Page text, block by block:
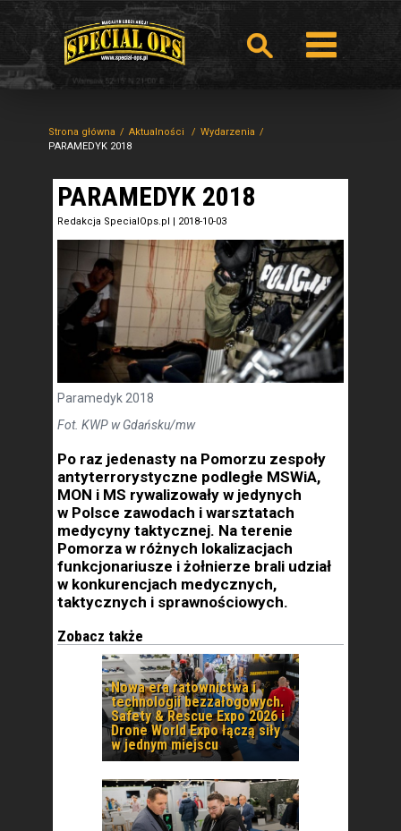
Strona główna Aktualności
Wydarzenia
PARAMEDYK 2018
PARAMEDYK 2018
Redakcja SpecialOps.pl | 2018-10-03
Paramedyk 2018
Fot. KWP w Gdańsku/mw
Po raz jedenasty na Pomorzu zespoły
antyterrorystyczne podległe MSWiA,
MON i MS rywalizowały w jedynych
w Polsce zawodach i warsztatach
medycyny taktycznej. Na terenie
Pomorza w różnych lokalizacjach
funkcjonariusze i żołnierze brali udział
w konkurencjach medycznych,
taktycznych i sprawnościowych.
Zobacz także
Nowa era ratownictwa i
technologii bezzałogowych.
Safety & Rescue Expo 2026 i
Drone World Expo łączą siły
w jednym miejscu